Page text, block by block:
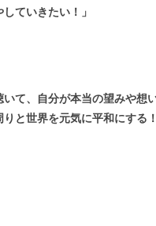
ていきたい！」
て、自分が本当の望みや
と世界を元気に平和にする！